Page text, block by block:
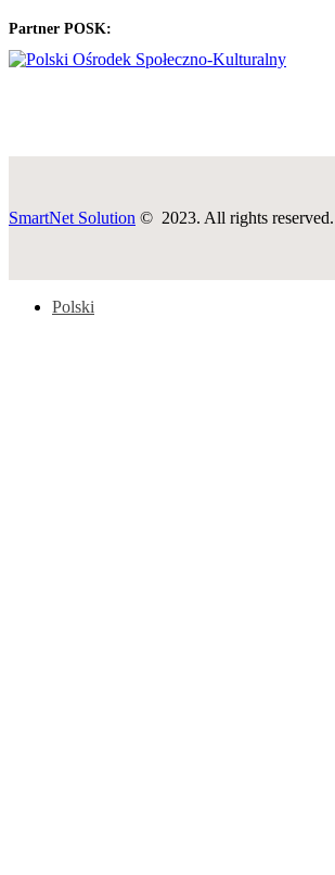
Partner POSK:
SmartNet Solution © 2023. All rights reserved.
Polski